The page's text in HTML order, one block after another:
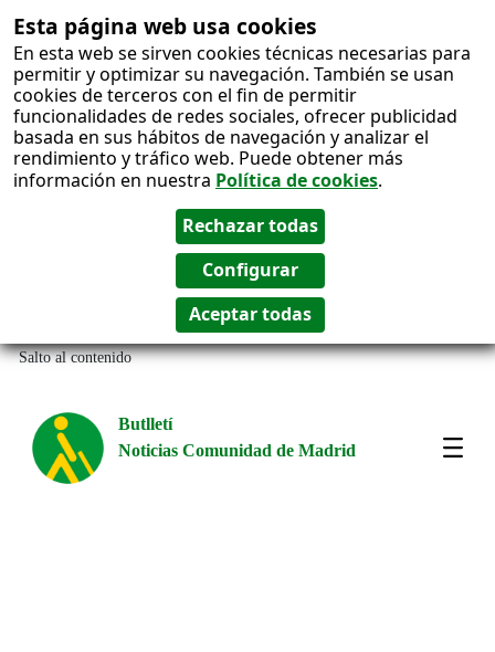
Esta página web usa cookies
En esta web se sirven cookies técnicas necesarias para
permitir y optimizar su navegación. También se usan
cookies de terceros con el fin de permitir
funcionalidades de redes sociales, ofrecer publicidad
basada en sus hábitos de navegación y analizar el
rendimiento y tráfico web. Puede obtener más
información en nuestra Política de cookies.
Salto al contenido
Butlletí
Noticias Comunidad de Madrid